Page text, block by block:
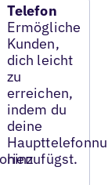
Telefon
Ermögliche
Kunden,
dich leicht
zu
erreichen,
indem du
deine
hinzufügst.